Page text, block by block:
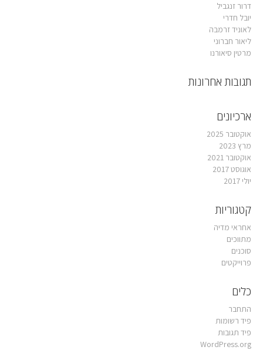
דרור זנגביל
יובל חדרי
לאוניד זרמבה
ליאור חברוני
מרטין סיאורנו
תגובות אחרונות
ארכיונים
אוקטובר 2025
מרץ 2023
אוקטובר 2021
אוגוסט 2017
יולי 2017
קטגוריות
אחראי מדיה
מתווכים
סוכנים
פרוייקטים
כלים
התחבר
פיד רשומות
פיד תגובות
WordPress.org